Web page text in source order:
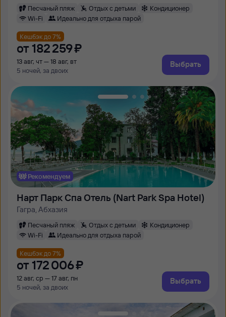
Песчаный пляж Отдых с детьми
Кондиционер
Wi-Fi
Идеально для отдыха парой
Кешбэк до 7%
от 182 ⁠259 ⁠₽
13 авг, чт — 18 авг, вт
5 ночей, за двоих
Выбрать
Рекомендуем
Нарт Парк Спа Отель (Nart Park Spa Hotel)
Гагра, Абхазия
Песчаный пляж Отдых с детьми
Кондиционер
Wi-Fi
Идеально для отдыха парой
Кешбэк до 7%
от 172 ⁠006 ⁠₽
12 авг, ср — 17 авг, пн
5 ночей, за двоих
Выбрать